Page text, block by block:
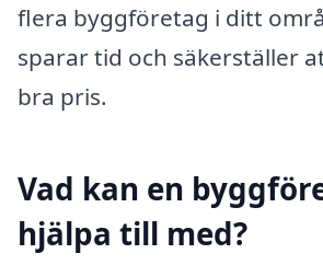
flera byggföretag i ditt
sparar tid och säkerställer
bra pris.
Vad kan en
hjälpa till med?